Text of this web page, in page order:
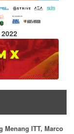
Menang ITT, Marco